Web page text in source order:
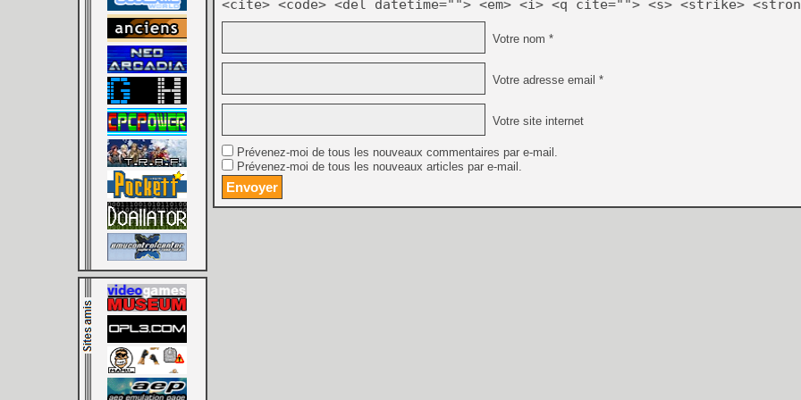
<cite> <code> <del datetime=""> <em> <i> <q cite=""> <s> <strike>
Votre nom *
Votre adresse email *
Votre site internet
Prévenez-moi de tous les nouveaux commentaires par e-mail.
Prévenez-moi de tous les nouveaux articles par e-mail.